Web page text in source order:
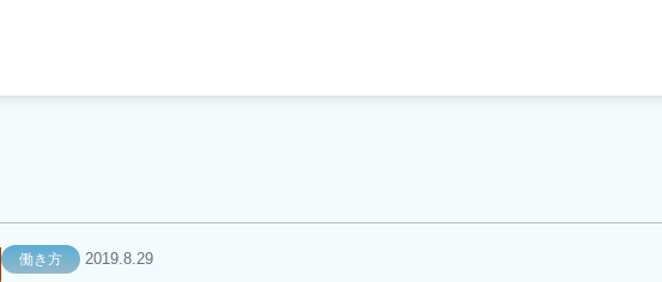
働き方 2019.8.29